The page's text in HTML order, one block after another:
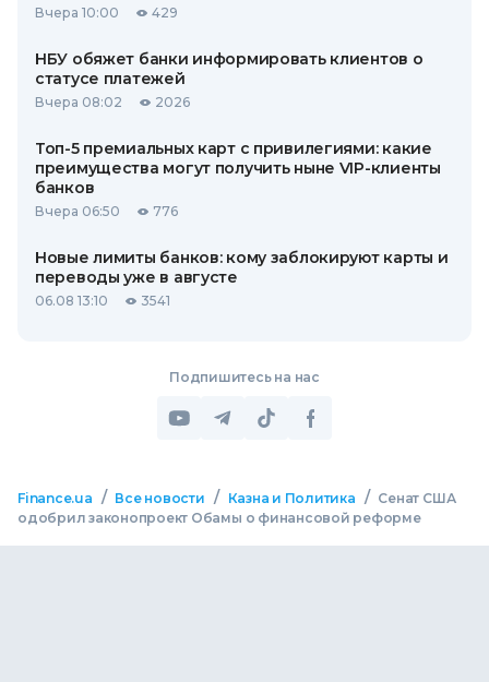
Вчера 10:00 429
НБУ обяжет банки информировать клиентов о
статусе платежей
Вчера 08:02 2026
Топ-5 премиальных карт с привилегиями: какие
преимущества могут получить ныне VIP-клиенты
банков
Вчера 06:50 776
Новые лимиты банков: кому заблокируют карты и
переводы уже в августе
06.08 13:10 3541
Подпишитесь на нас
Finance.ua / Все новости / Казна и Политика / Сенат США
одобрил законопроект Обамы о финансовой реформе